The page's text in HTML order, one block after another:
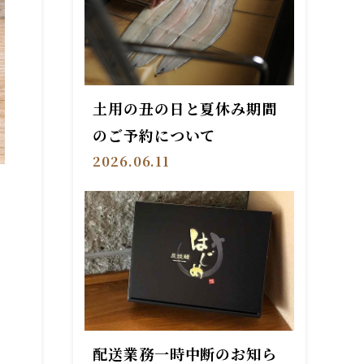
土用の丑の日と夏休み期間
のご予約について
2026.06.11
配送業務一時中断のお知ら